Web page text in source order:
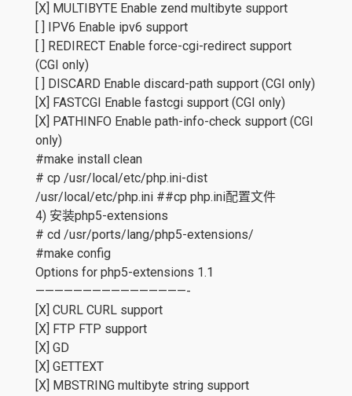
[X] MULTIBYTE Enable zend multibyte support
[ ] IPV6 Enable ipv6 support
[ ] REDIRECT Enable force-cgi-redirect support
(CGI only)
[ ] DISCARD Enable discard-path support (CGI only)
[X] FASTCGI Enable fastcgi support (CGI only)
[X] PATHINFO Enable path-info-check support (CGI
only)
#make install clean
# cp /usr/local/etc/php.ini-dist
/usr/local/etc/php.ini ##cp php.ini配置文件
4) 安装php5-extensions
# cd /usr/ports/lang/php5-extensions/
#make config
Options for php5-extensions 1.1
————————————————-
[X] CURL CURL support
[X] FTP FTP support
[X] GD
[X] GETTEXT
[X] MBSTRING multibyte string support